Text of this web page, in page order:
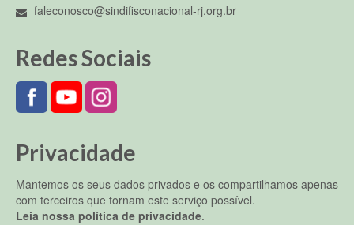
faleconosco@sindifisconacional-rj.org.br
Redes Sociais
Privacidade
Mantemos os seus dados privados e os compartilhamos apenas
com terceiros que tornam este serviço possível.
Leia nossa política de privacidade.